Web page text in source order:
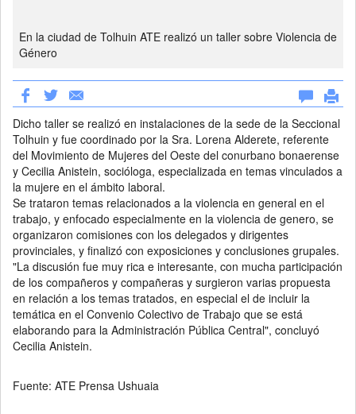
En la ciudad de Tolhuin ATE realizó un taller sobre Violencia de
Género
Dicho taller se realizó en instalaciones de la sede de la Seccional
Tolhuin y fue coordinado por la Sra. Lorena Alderete, referente
del Movimiento de Mujeres del Oeste del conurbano bonaerense
y Cecilia Anistein, socióloga, especializada en temas vinculados a
la mujere en el ámbito laboral.
Se trataron temas relacionados a la violencia en general en el
trabajo, y enfocado especialmente en la violencia de genero, se
organizaron comisiones con los delegados y dirigentes
provinciales, y finalizó con exposiciones y conclusiones grupales.
"La discusión fue muy rica e interesante, con mucha participación
de los compañeros y compañeras y surgieron varias propuesta
en relación a los temas tratados, en especial el de incluir la
temática en el Convenio Colectivo de Trabajo que se está
elaborando para la Administración Pública Central", concluyó
Cecilia Anistein.
Fuente: ATE Prensa Ushuaia